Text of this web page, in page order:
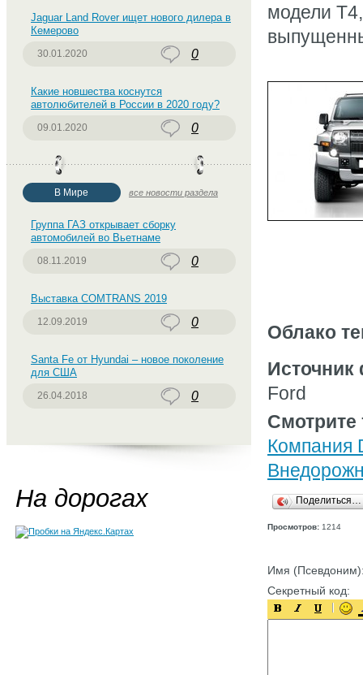
модели
Облако
Источник
Ford
Смотрите
Компания
Поделиться…
Просмотров: 1214
Имя
Секретный код:
Jaguar Land Rover ищет нового дилера в
Кемерово
30.01.2020 0
Какие новшества коснутся
автолюбителей в России в 2020 году?
09.01.2020 0
В Мире все новости раздела
Группа ГАЗ открывает сборку
автомобилей во Вьетнаме
08.11.2019 0
Выставка COMTRANS 2019
12.09.2019 0
Santa Fe от Hyundai – новое поколение
для США
26.04.2018 0
На дорогах